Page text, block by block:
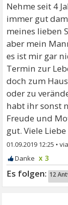
Nehme seit 4
immer gut
meines lieben
aber mein
es ist mir gar
Termin zur
doch zum
oder zu
habt ihr sonst
Freude und
gut. Viele
01.09.2019 12:25 •
x 3
12